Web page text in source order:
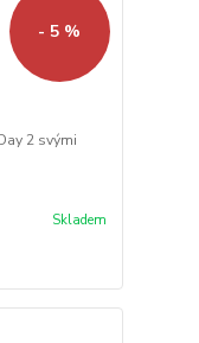
- 5 %
2 svými
Skladem